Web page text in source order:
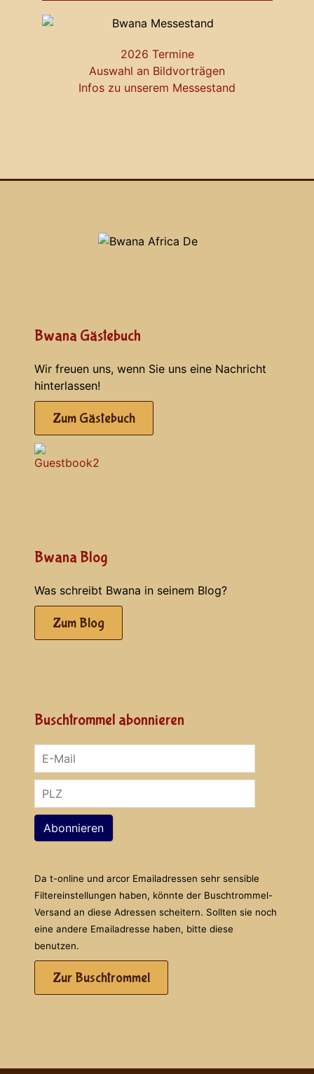
2026 Termine
Auswahl an Bildvorträgen
Infos zu unserem Messestand
Bwana Gästebuch
Wir freuen uns, wenn Sie uns eine Nachricht
hinterlassen!
Zum Gästebuch
Bwana Blog
Was schreibt Bwana in seinem Blog?
Zum Blog
Buschtrommel abonnieren
Abonnieren
Da t-online und arcor Emailadressen sehr sensible
Filtereinstellungen haben, könnte der Buschtrommel-
Versand an diese Adressen scheitern. Sollten sie noch
eine andere Emailadresse haben, bitte diese
benutzen.
Zur Buschtrommel